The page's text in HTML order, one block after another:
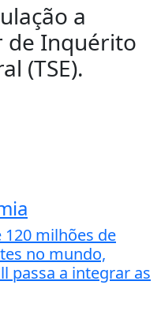
a
de Inquérito
(TSE).
120 milhões de
no mundo,
passa a integrar as